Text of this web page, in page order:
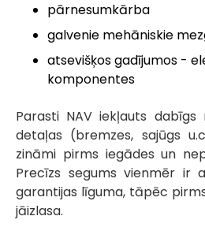
pārnesumkārba
galvenie mehāniskie
atsevišķos gadījumos -
komponentes
Parasti NAV iekļauts dabīgs
detaļas (bremzes, sajūgs
zināmi pirms iegādes un
Precīzs segums vienmēr ir
garantijas līguma, tāpēc
jāizlasa.